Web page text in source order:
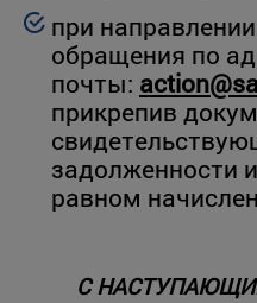
при
обращения по
почты:
прикрепив
задолженности
равном
С